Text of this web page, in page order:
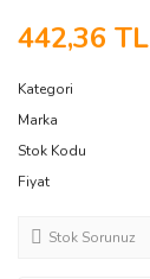
442,36 TL
Kategori
Marka
Stok Kodu
Fiyat
Stok Sorunuz